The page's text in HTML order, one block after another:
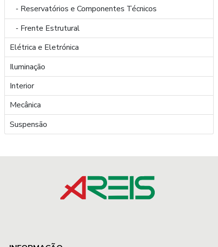
- Reservatórios e Componentes Técnicos
- Frente Estrutural
Elétrica e Eletrónica
Iluminação
Interior
Mecânica
Suspensão